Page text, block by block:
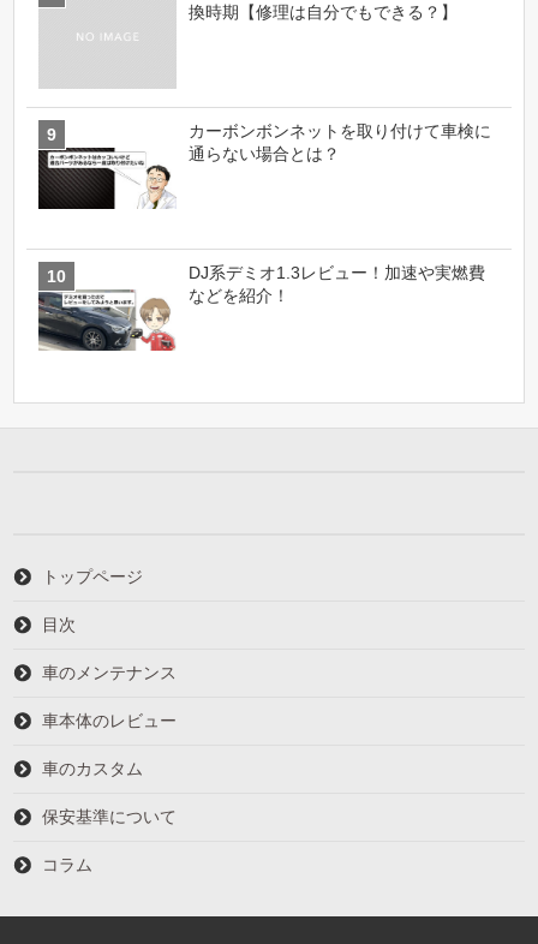
換時期【修理は自分でもできる？】
カーボンボンネットを取り付けて車検に
通らない場合とは？
DJ系デミオ1.3レビュー！加速や実燃費
などを紹介！
トップページ
目次
車のメンテナンス
車本体のレビュー
車のカスタム
保安基準について
コラム